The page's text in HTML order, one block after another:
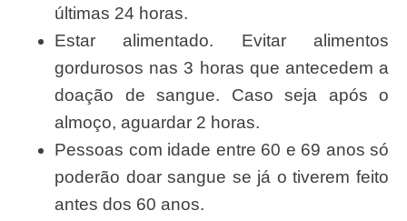
últimas 24 horas.
Estar alimentado. Evitar alimentos
gordurosos nas 3 horas que antecedem a
doação de sangue. Caso seja após o
almoço, aguardar 2 horas.
Pessoas com idade entre 60 e 69 anos só
poderão doar sangue se já o tiverem feito
antes dos 60 anos.